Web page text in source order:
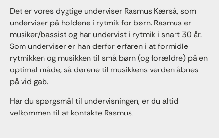
Det er vores dygtige underviser Rasmus Kærså, som
underviser på holdene i rytmik for børn. Rasmus er
musiker/bassist og har undervist i rytmik i snart 30 år.
Som underviser er han derfor erfaren i at formidle
rytmikken og musikken til små børn (og forældre) på en
optimal måde, så dørene til musikkens verden åbnes
på vid gab.
Har du spørgsmål til undervisningen, er du altid
velkommen til at kontakte Rasmus.